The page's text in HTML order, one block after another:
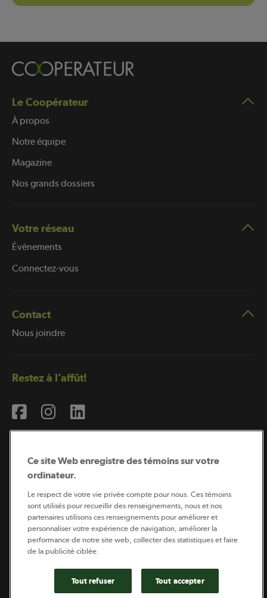
Le Coopérateur
À propos
Notre équipe
Magazine
Nos grands dossiers
Votre réseau
Évènements
Connectez-vous
Contact
Nous joindre
Restez à l’affût!
Coopérateur est publié par Sollio Groupe Coopératif.
Il est l’outil d’information de la coopération agricole
québécoise.
Ce site Web enregistre des témoins sur votre
ordinateur.
Le respect de votre vie privée compte pour nous. Ces témoins
sont utilisés pour recueillir des renseignements, nous et nos
partenaires utilisons ces renseignements pour améliorer et
personnaliser votre expérience de navigation, améliorer la
performance de notre site web, collecter des statistiques et faire
de la publicité ciblée.
Tout refuser Tout accepter